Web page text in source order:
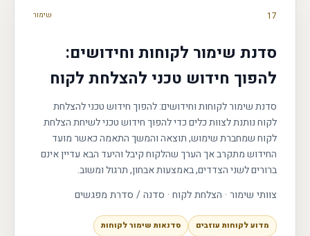
17 שימור
סדנת שימור לקוחות וחידושים:
להפוך חידוש טכני להצלחת לקוח
סדנת שימור לקוחות וחידושים: להפוך חידוש טכני להצלחת
לקוח נותנת לצוות כלים כדי להפוך חידוש טכני לשיחת הצלחת
לקוח שמחברת שימוש, תוצאה והמשך התאמה כאשר מועד
החידוש מתקרב אך הערך שהלקוח קיבל והיעד הבא עדיין אינם
ברורים לשני הצדדים, באמצעות אבחון, תרגול ומשוב.
צוותי שימור · הצלחת לקוח · סדנה / סדרת מפגשים
מדוע לקוחות עוזבים
סדנאות שימור לקוחות